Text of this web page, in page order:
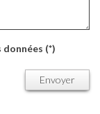
(*)
Envoyer